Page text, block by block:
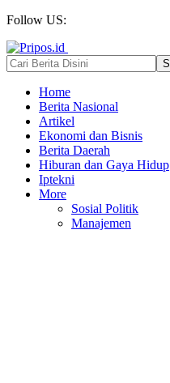
Follow US:
Home
Berita Nasional
Artikel
Ekonomi dan Bisnis
Berita Daerah
Hiburan dan Gaya Hidup
Iptekni
More
Sosial Politik
Manajemen